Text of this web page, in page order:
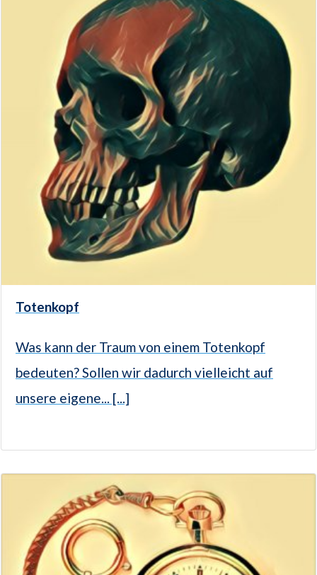
Totenkopf
Was kann der Traum von einem Totenkopf
bedeuten? Sollen wir dadurch vielleicht auf
unsere eigene... [...]